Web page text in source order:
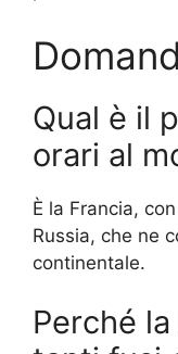
Qual è il
orari al
È la Francia,
Russia, che ne
continentale.
Perché